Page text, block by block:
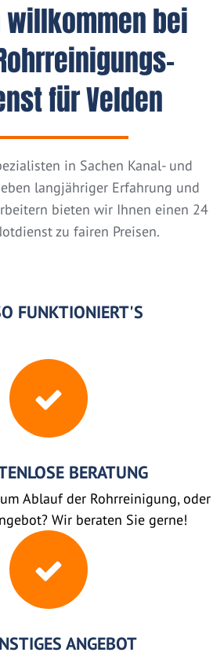
willkommen bei
für Velden
in Sachen Kanal- und
langjähriger Erfahrung und
bieten wir Ihnen einen 24
zu fairen Preisen.
FUNKTIONIERT'S
BERATUNG
Ablauf der Rohrreinigung, oder
Wir beraten Sie gerne!
ANGEBOT